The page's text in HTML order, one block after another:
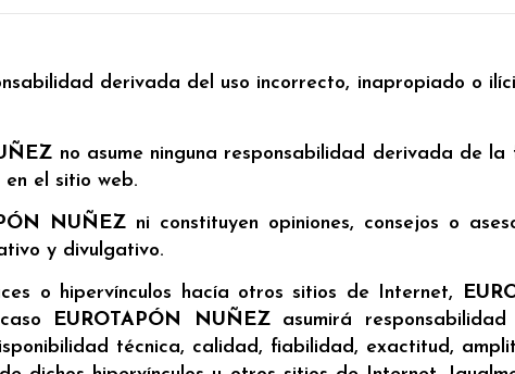
derivada del uso incorrecto, inapropiado o
no asume ninguna responsabilidad derivada de
el sitio web.
NUÑEZ ni constituyen opiniones, consejos o
y divulgativo.
o hipervínculos hacía otros sitios de Internet,
EUROTAPÓN NUÑEZasumirá
técnica, calidad, fiabilidad, exactitud,